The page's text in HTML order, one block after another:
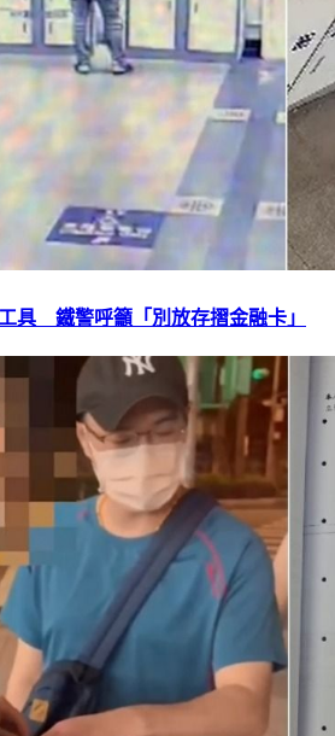
具 鐵警呼籲「別放存摺金融卡」